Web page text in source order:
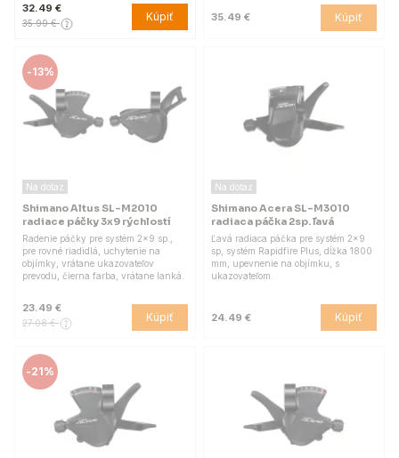
32.49 €
35.99 € Kúpiť 35.49 € Kúpiť
-13%
Na dotaz
Shimano Altus SL-M2010
radiace páčky 3x9 rýchlostí
Radenie páčky pre systém 2x9 sp.,
pre rovné riadidlá, uchytenie na
objímky, vrátane ukazovateľov
prevodu, čierna farba, vrátane lanká.
23.49 €
27.08 € Kúpiť
Na dotaz
Shimano Acera SL-M3010
radiaca páčka 2sp. ľavá
Ľavá radiaca páčka pre systém 2x9
sp, systém Rapidfire Plus, dĺžka 1800
mm, upevnenie na objímku, s
ukazovateľom.
24.49 € Kúpiť
-21%